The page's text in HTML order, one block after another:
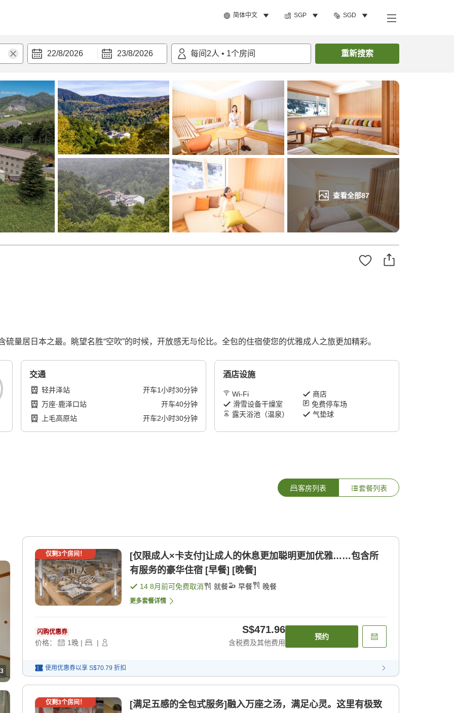
简体中文 SGP SGD
22/8/2026 23/8/2026 每间 2人 • 1个房间 重新搜索
查看全部87
搜索客房
量居日本之最。眺望名胜“空吹”的时候，开放感无与伦比。全包的住宿使您的优雅成人之旅更加精彩。
交通
轻井泽站 开车1小时30分钟
万座·鹿泽口站
开车40分钟
上毛高原站
开车2小时30分钟
酒店设施
Wi-Fi
商店
滑雪设备干燥室
免费停车场
露天浴池（温泉）
气垫球
客房列表 套餐列表
3
仅剩3个房间！
[仅限成人×卡支付]让成人的休息更加聪明更加优雅……包含所
有服务的豪华住宿 [早餐] [晚餐]
14 8月前可免费取消 就餐 早餐 晚餐
更多套餐详情
闪购优惠券
价格： 1晚 | |
S$471.96
含税费及其他费用
预约
使用优惠券以享 S$70.79 折扣
仅剩3个房间！
[满足五感的全包式服务]融入万座之汤，满足心灵。这里有极致